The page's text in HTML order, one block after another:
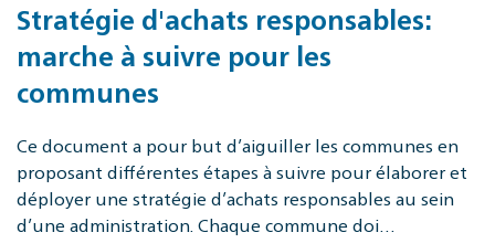
Stratégie d'achats responsables:
marche à suivre pour les
communes
Ce document a pour but d’aiguiller les communes en
proposant différentes étapes à suivre pour élaborer et
déployer une stratégie d’achats responsables au sein
d’une administration. Chaque commune doi…